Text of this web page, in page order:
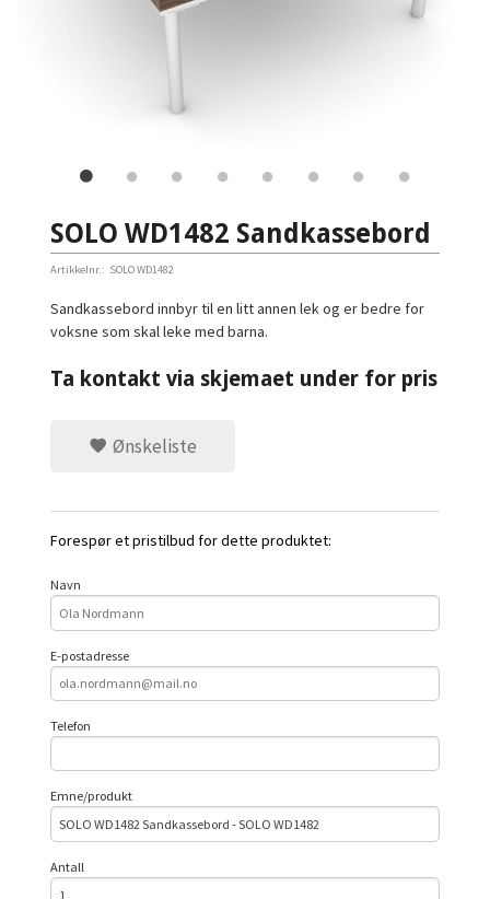
SOLO WD1482 Sandkassebord
Artikkelnr.: SOLO WD1482
Sandkassebord innbyr til en litt annen lek og er bedre for
voksne som skal leke med barna.
Ta kontakt via skjemaet under for pris
Ønskeliste
Forespør et pristilbud for dette produktet:
Navn
E-postadresse
Telefon
Emne/produkt
Antall